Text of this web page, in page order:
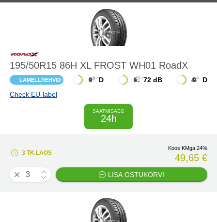
195/50R15 86H XL FROST WH01 RoadX
LAMELLREHVID D 72 dB
D
Check EU-label
SAATMISAEG
24h
3 TK LAOS
Koos KMga 24%
49,65 €
LISA OSTUKORVI